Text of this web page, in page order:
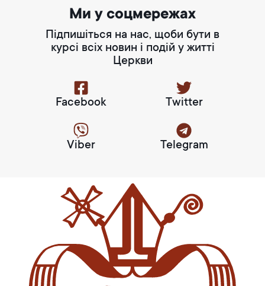
Ми у соцмережах
Підпишіться на нас, щоби бути в
курсі всіх новин і подій у житті
Церкви
Facebook Twitter
Viber Telegram